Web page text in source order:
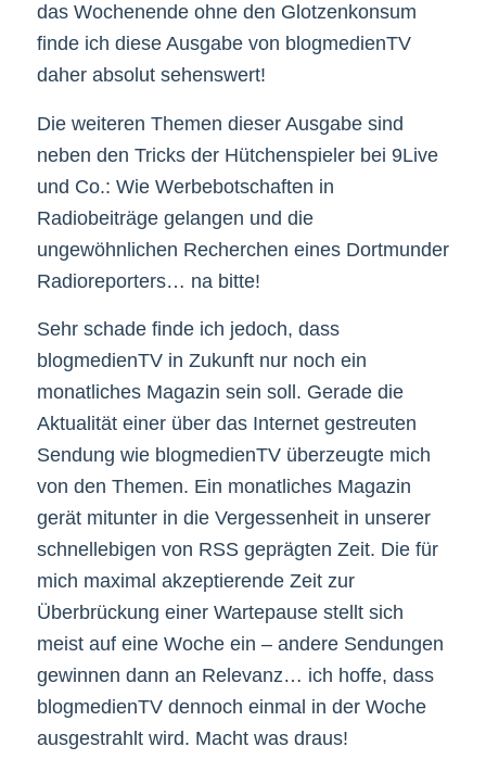
das Wochenende ohne den Glotzenkonsum
finde ich diese Ausgabe von blogmedienTV
daher absolut sehenswert!
Die weiteren Themen dieser Ausgabe sind
neben den Tricks der Hütchenspieler bei 9Live
und Co.: Wie Werbebotschaften in
Radiobeiträge gelangen und die
ungewöhnlichen Recherchen eines Dortmunder
Radioreporters… na bitte!
Sehr schade finde ich jedoch, dass
blogmedienTV in Zukunft nur noch ein
monatliches Magazin sein soll. Gerade die
Aktualität einer über das Internet gestreuten
Sendung wie blogmedienTV überzeugte mich
von den Themen. Ein monatliches Magazin
gerät mitunter in die Vergessenheit in unserer
schnellebigen von RSS geprägten Zeit. Die für
mich maximal akzeptierende Zeit zur
Überbrückung einer Wartepause stellt sich
meist auf eine Woche ein – andere Sendungen
gewinnen dann an Relevanz… ich hoffe, dass
blogmedienTV dennoch einmal in der Woche
ausgestrahlt wird. Macht was draus!